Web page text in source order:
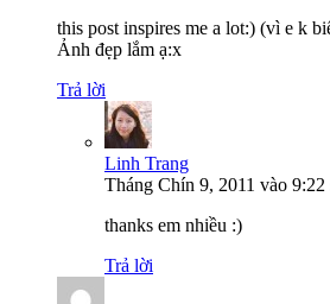
this post inspires me a lot:) (vì e k
Ảnh đẹp lắm ạ:x
Trả lời
Linh Trang
Tháng Chín 9, 2011 vào 9:22
thanks em nhiều :)
Trả lời